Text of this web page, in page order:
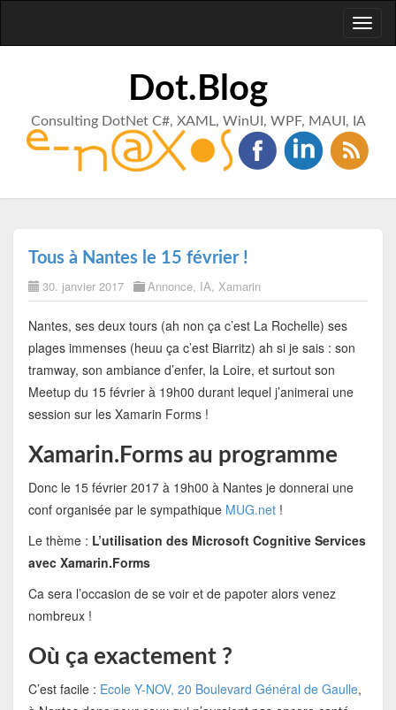
Dot.Blog
Consulting DotNet C#, XAML, WinUI, WPF, MAUI, IA
Tous à Nantes le 15 février !
30. janvier 2017 Annonce, IA, Xamarin
Nantes, ses deux tours (ah non ça c’est La Rochelle) ses
plages immenses (heuu ça c’est Biarritz) ah si je sais : son
tramway, son ambiance d’enfer, la Loire, et surtout son
Meetup du 15 février à 19h00 durant lequel j’animerai une
session sur les Xamarin Forms !
Xamarin.Forms au programme
Donc le 15 février 2017 à 19h00 à Nantes je donnerai une
conf organisée par le sympathique MUG.net!
Le thème : L’utilisation des Microsoft Cognitive Services
avec Xamarin.Forms
Ca sera l’occasion de se voir et de papoter alors venez
nombreux !
Où ça exactement ?
C’est facile : Ecole Y-NOV, 20 Boulevard Général de Gaulle,